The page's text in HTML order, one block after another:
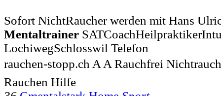
Sofort NichtRaucher werden mit Hans
Mentaltrainer
LochiwegSchlosswil Telefon
rauchen-stopp.ch A A Rauchfrei
Rauchen Hilfe